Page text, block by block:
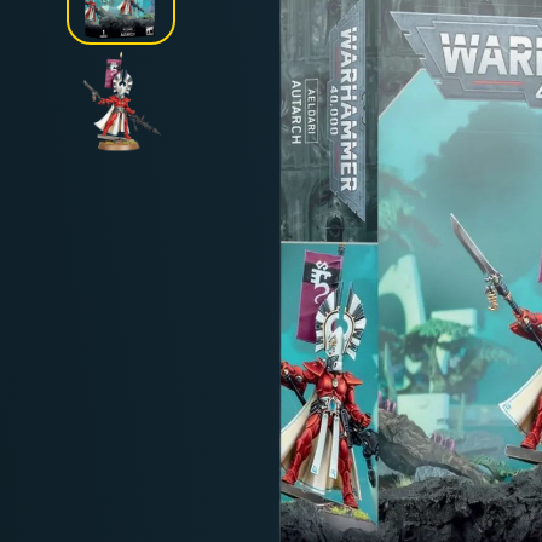
Deutschland: ab69 €
Österreich & EU: ab 200 €
350 €
Nicht-EU: kein kostenloser Versand
Lieferungen in Nicht-EU-Länder (z. B.
nicht im Kaufpreis